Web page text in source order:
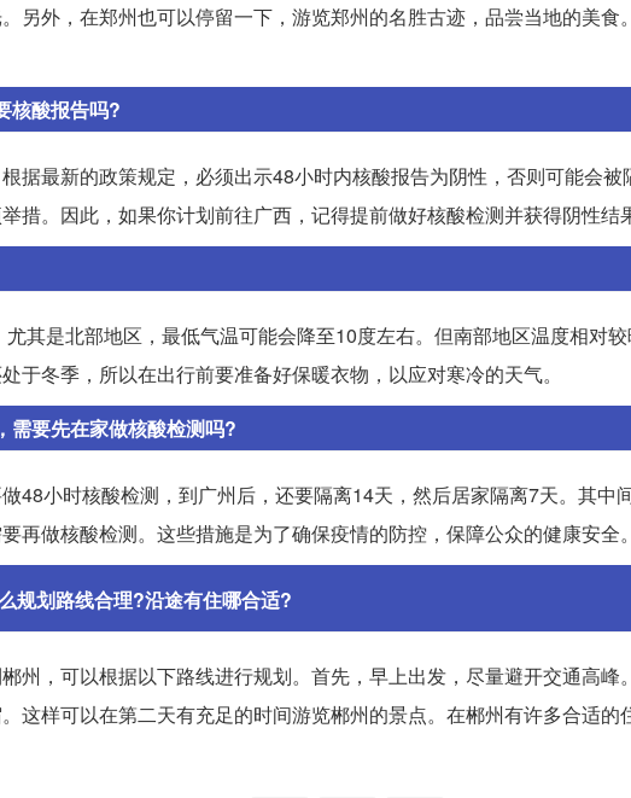
另外，在郑州也可以停留一下，游览郑州的名胜古迹，品尝当地的美食
核酸报告吗?
据最新的政策规定，必须出示48小时内核酸报告为阴性，否则可能会
措。因此，如果你计划前往广西，记得提前做好核酸检测并获得阴性结
其是北部地区，最低气温可能会降至10度左右。但南部地区温度相对
于冬季，所以在出行前要准备好保暖衣物，以应对寒冷的天气。
需要先在家做核酸检测吗?
48小时核酸检测，到广州后，还要隔离14天，然后居家隔离7天。其中
再做核酸检测。这些措施是为了确保疫情的防控，保障公众的健康安全。
规划路线合理?沿途有住哪合适?
州，可以根据以下路线进行规划。首先，早上出发，尽量避开交通高峰
这样可以在第二天有充足的时间游览郴州的景点。在郴州有许多合适的